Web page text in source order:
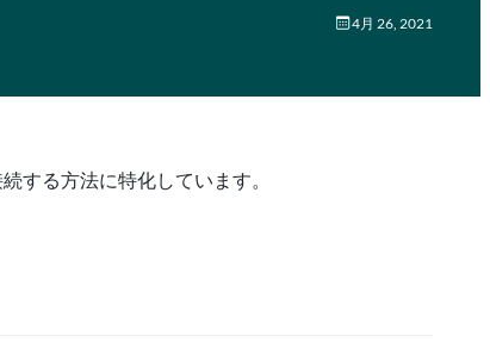
4月 26, 2021
する方法に特化しています。